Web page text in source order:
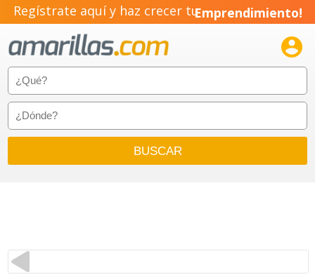
Regístrate aquí y haz crecer tuEmprendimiento!
